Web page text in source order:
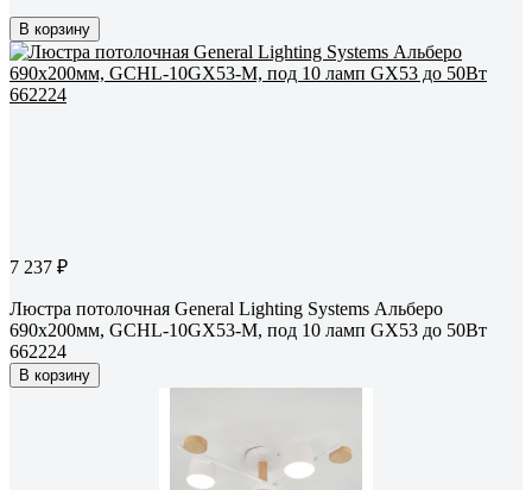
В корзину
7 237 ₽
Люстра потолочная General Lighting Systems Альберо
690х200мм, GCHL-10GX53-M, под 10 ламп GX53 до 50Вт
662224
В корзину